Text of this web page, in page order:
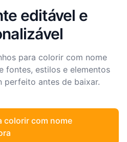
editável e
para colorir com nome
fontes, estilos e elementos
perfeito antes de baixar.
colorir com nome